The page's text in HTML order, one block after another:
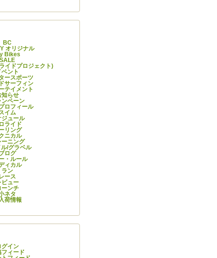
BC
オリジナル
Bikes
SALE
イドプロジェクト)
ベント
ースポーツ
サーフィン
テイメント
知らせ
ンペーン
ロフィール
イム
ジュール
ライド
リング
ニカル
ーニング
ル/グラベル
ログ
・ルール
ィカル
ラン
レース
ビュー
ーンチ
ネタ
荷情報
グイン
フィード